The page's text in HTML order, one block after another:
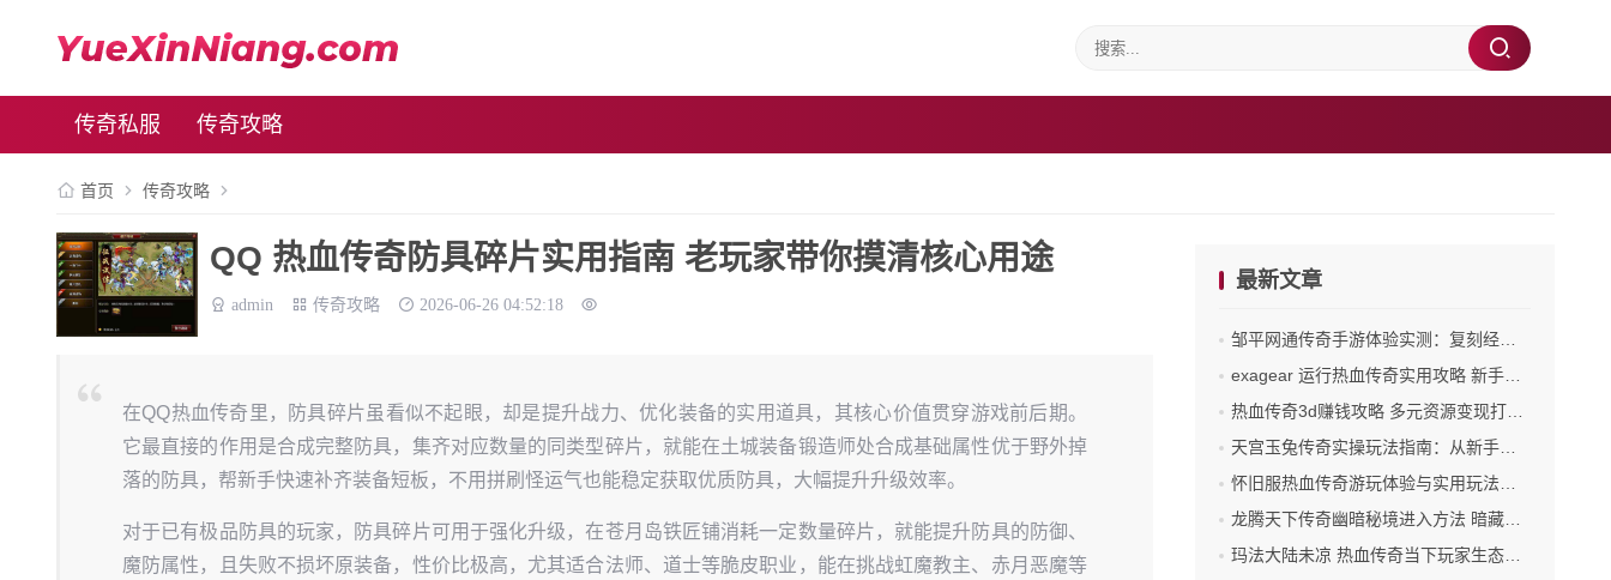
传奇私服 传奇攻略
首页 传奇攻略
QQ 热血传奇防具碎片实用指南 老玩家带你摸清核心用途
admin 传奇攻略 2026-06-26 04:52:18
在QQ热血传奇里，防具碎片虽看似不起眼，却是提升战力、优化装备的实用道具，其核心价值贯穿游戏前后期。
它最直接的作用是合成完整防具，集齐对应数量的同类型碎片，就能在土城装备锻造师处合成基础属性优于野外掉
落的防具，帮新手快速补齐装备短板，不用拼刷怪运气也能稳定获取优质防具，大幅提升升级效率。
对于已有极品防具的玩家，防具碎片可用于强化升级，在苍月岛铁匠铺消耗一定数量碎片，就能提升防具的防御、
魔防属性，且失败不损坏原装备，性价比极高，尤其适合法师、道士等脆皮职业，能在挑战虹魔教主、赤月恶魔等
最新文章
邹平网通传奇手游体验实测：复刻经典与实战细节全解析
exagear 运行热血传奇实用攻略 新手也能轻松上手
热血传奇3d赚钱攻略 多元资源变现打造玛法财富之路
天宫玉兔传奇实操玩法指南：从新手到进阶的实战路径
怀旧服热血传奇游玩体验与实用玩法指南
龙腾天下传奇幽暗秘境进入方法 暗藏的诡异门槛与通关前置
玛法大陆未凉 热血传奇当下玩家生态与玩法指南